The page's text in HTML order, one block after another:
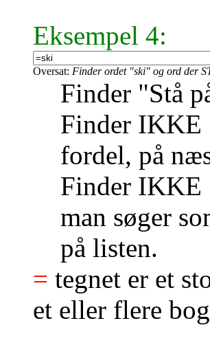
Eksempel 4:
Oversat: Finder ordet "ski" og ord der
Finder "Stå
Finder IKKE
fordel, på
Finder IKKE
man søger
på listen.
= tegnet er et
et eller flere